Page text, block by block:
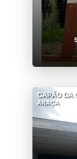
CAPÃO DA
ARAÇA